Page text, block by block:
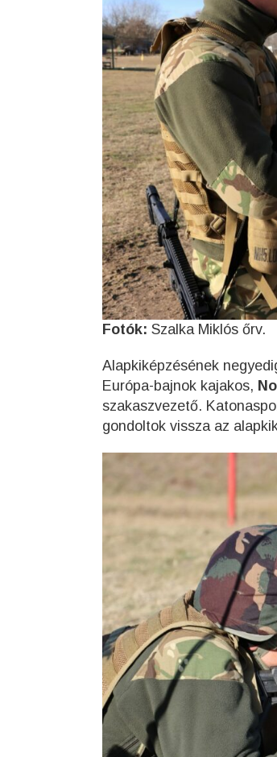
Fotók: Szalka Miklós őrv.
Alapkiképzésének
Európa-bajnok kajakos,
szakaszvezető.
gondoltok vissza az